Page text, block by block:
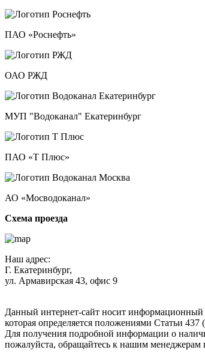
ПАО «Роснефть»
ОАО РЖД
МУП "Водоканал" Екатеринбург
ПАО «Т Плюс»
АО «Мосводоканал»
Схема проезда
Наш адрес:
Г. Екатеринбург,
ул. Армавирская 43, офис 9
Данный интернет-сайт носит информационный
которая определяется положениями Статьи 437
Для получения подробной информации о
пожалуйста, обращайтесь к нашим менеджерам